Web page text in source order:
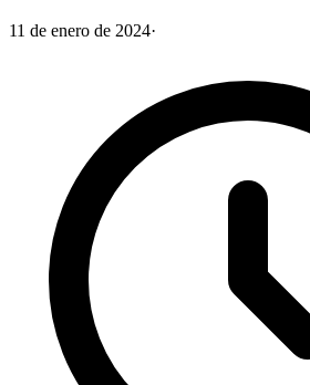
11 de enero de 2024·